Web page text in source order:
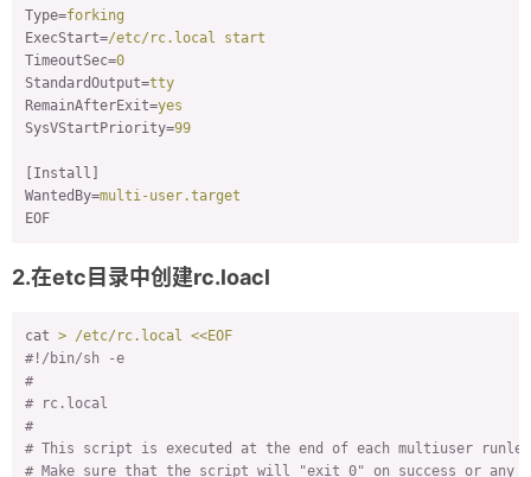
Type=forking
ExecStart=/etc/rc.local start
TimeoutSec=0
StandardOutput=tty
RemainAfterExit=yes
SysVStartPriority=99
[Install]
WantedBy=multi-user.target
EOF
2.在etc目录中创建rc.loacl
cat > /etc/rc.local <<EOF
#!/bin/sh -e
#
# rc.local
#
# This script is executed at the end of each multiuser
# Make sure that the script will "exit 0" on success or any